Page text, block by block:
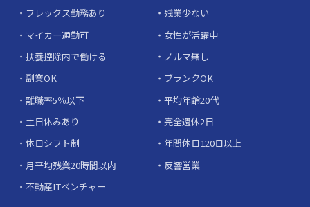
フレックス勤務あり
残業少ない
マイカー通勤可
女性が活躍中
扶養控除内で働ける
ノルマ無し
副業OK
ブランクOK
離職率5％以下
平均年齢20代
土日休みあり
完全週休2日
休日シフト制
年間休日120日以上
月平均残業20時間以内
反響営業
不動産ITベンチャー